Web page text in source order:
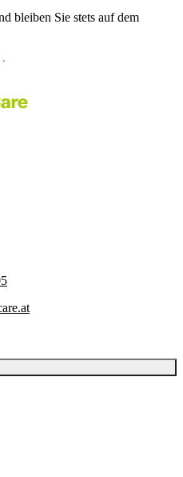
bleiben Sie stets auf dem